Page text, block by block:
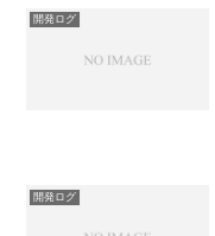
開発ログ
開発ログ